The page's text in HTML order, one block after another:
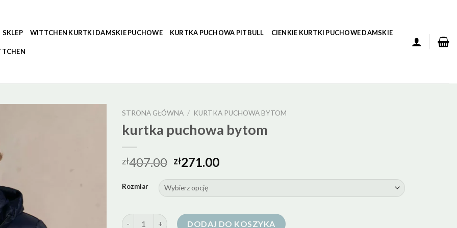
SKLEP WITTCHEN KURTKI DAMSKIE PUCHOWE KURTKA PUCHOWA PITBULL CIENKIE KURTKI PUCHOWE DAMSKIE
STRONA GŁÓWNA / KURTKA PUCHOWA BYTOM
kurtka puchowa bytom
zł407.00 zł271.00
Rozmiar
ilość kurtka puchowa bytomDODAJ DO KOSZYKA